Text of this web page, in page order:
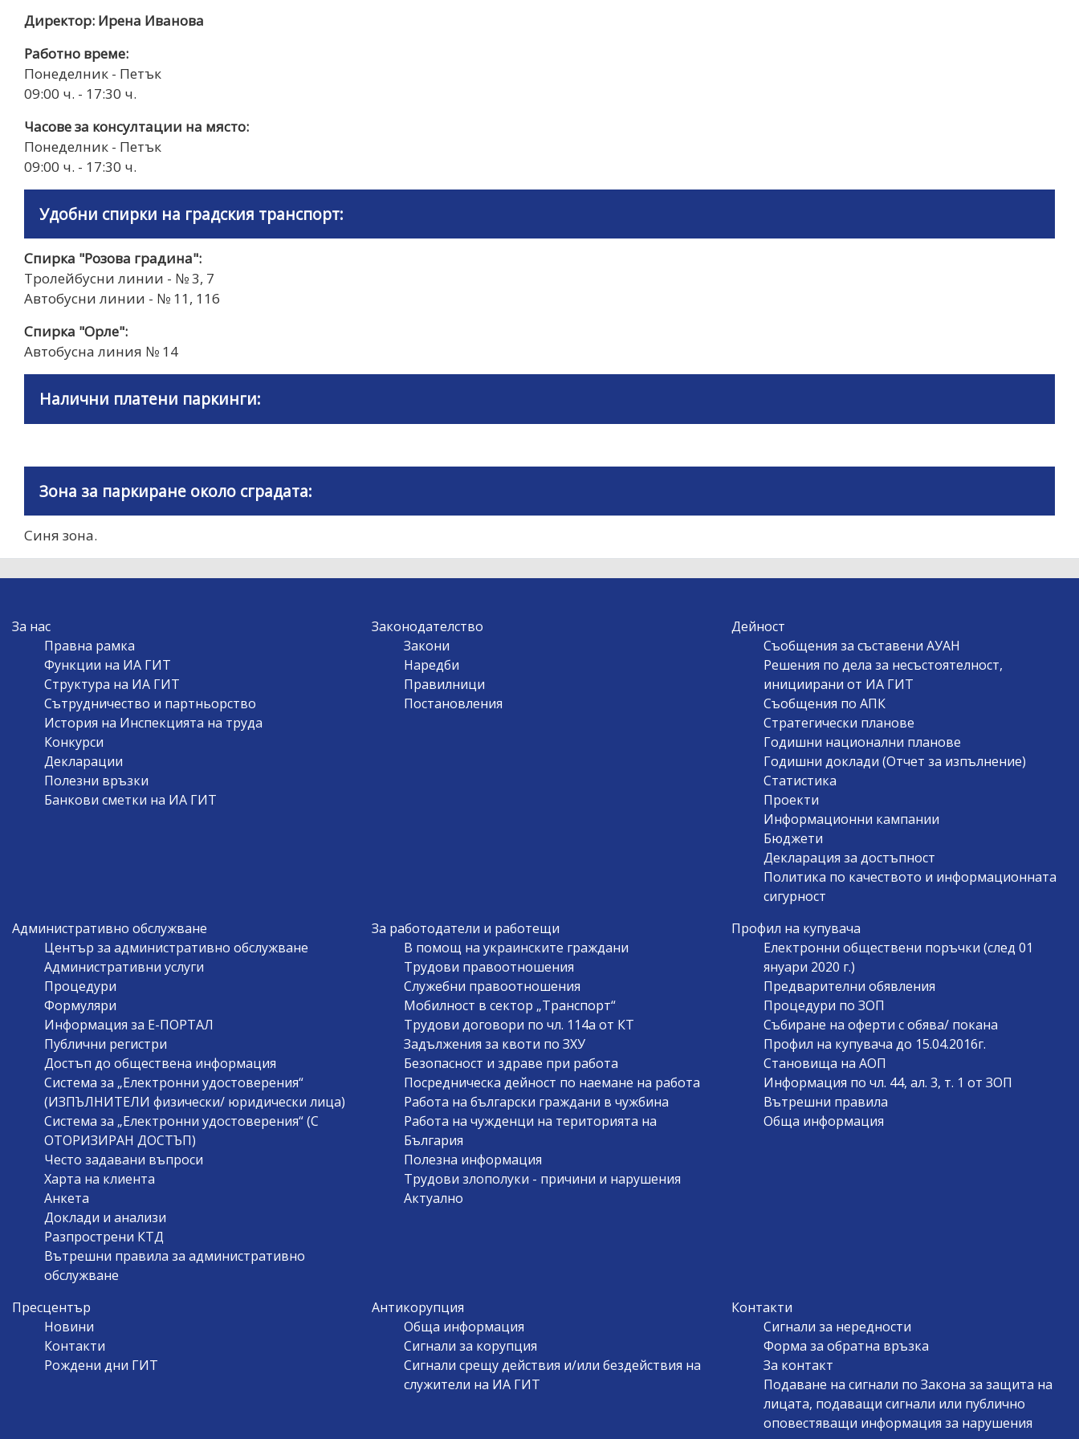
Директор: Ирена Иванова
Работно време:
Понеделник - Петък
09:00 ч. - 17:30 ч.
Часове за консултации на място:
Понеделник - Петък
09:00 ч. - 17:30 ч.
Удобни спирки на градския транспорт:
Спирка "Розова градина":
Тролейбусни линии - № 3, 7
Автобусни линии - № 11, 116
Спирка "Орле":
Автобусна линия № 14
Налични платени паркинги:
Зона за паркиране около сградата:
Синя зона.
NAVIGATION
За нас
Правна рамка
Функции на ИА ГИТ
Структура на ИА ГИТ
Сътрудничество и партньорство
История на Инспекцията на труда
Конкурси
Декларации
Полезни връзки
Банкови сметки на ИА ГИТ
Законодателство
Закони
Наредби
Правилници
Постановления
Дейност
Съобщения за съставени АУАН
Решения по дела за несъстоятелност,
инициирани от ИА ГИТ
Съобщения по АПК
Стратегически планове
Годишни национални планове
Годишни доклади (Отчет за изпълнение)
Статистика
Проекти
Информационни кампании
Бюджети
Декларация за достъпност
Политика по качеството и информационната
сигурност
Административно обслужване
Център за административно обслужване
Административни услуги
Процедури
Формуляри
Информация за Е-ПОРТАЛ
Публични регистри
Достъп до обществена информация
Система за „Електронни удостоверения“
(ИЗПЪЛНИТЕЛИ физически/ юридически лица)
Система за „Електронни удостоверения“ (С
ОТОРИЗИРАН ДОСТЪП)
Често задавани въпроси
Харта на клиента
Анкета
Доклади и анализи
Разпрострени КТД
Вътрешни правила за административно
обслужване
За работодатели и работещи
В помощ на украинските граждани
Трудови правоотношения
Служебни правоотношения
Мобилност в сектор „Транспорт“
Трудови договори по чл. 114а от КТ
Задължения за квоти по ЗХУ
Безопасност и здраве при работа
Посредническа дейност по наемане на работа
Работа на български граждани в чужбина
Работа на чужденци на територията на
България
Полезна информация
Трудови злополуки - причини и нарушения
Актуално
Профил на купувача
Електронни обществени поръчки (след 01
януари 2020 г.)
Предварителни обявления
Процедури по ЗОП
Събиране на оферти с обява/ покана
Профил на купувача до 15.04.2016г.
Становища на АОП
Информация по чл. 44, ал. 3, т. 1 от ЗОП
Вътрешни правила
Обща информация
Пресцентър
Новини
Контакти
Рождени дни ГИТ
Антикорупция
Обща информация
Сигнали за корупция
Сигнали срещу действия и/или бездействия на
служители на ИА ГИТ
Контакти
Сигнали за нередности
Форма за обратна връзка
За контакт
Подаване на сигнали по Закона за защита на
лицата, подаващи сигнали или публично
оповестяващи информация за нарушения